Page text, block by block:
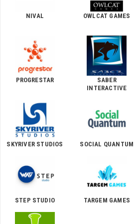
NIVAL OWLCAT GAMES
PROGRESTAR
SABER
INTERACTIVE
SKYRIVER STUDIOS SOCIAL QUANTUM
STEP STUDIO TARGEM GAMES